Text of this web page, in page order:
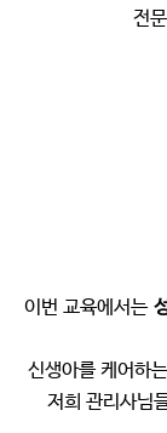
전
이번 교육에서는
신생아를 케어하
저희 관리사님